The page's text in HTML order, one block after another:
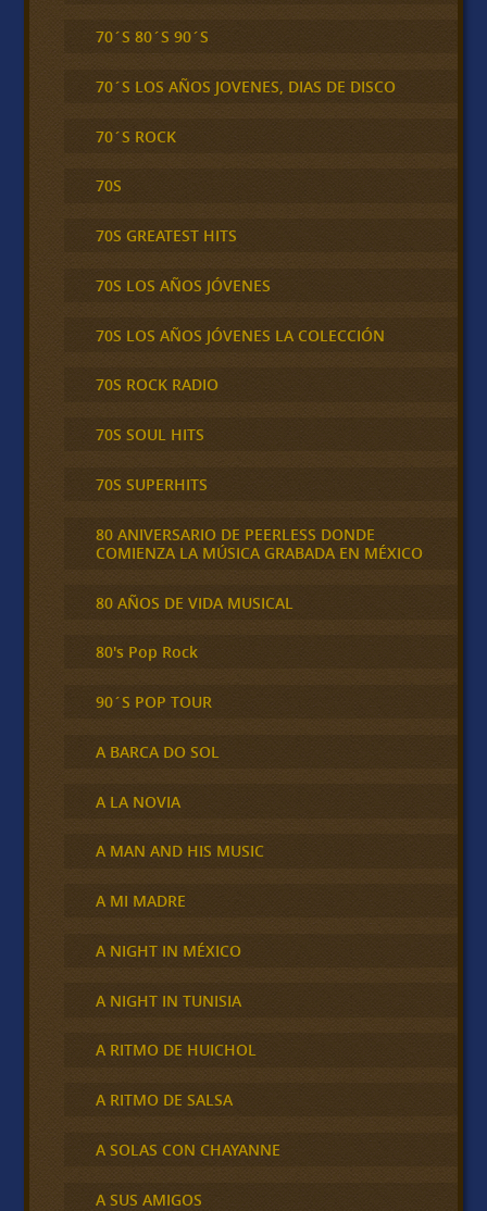
70´S 80´S 90´S
70´S LOS AÑOS JOVENES, DIAS DE DISCO
70´S ROCK
70S
70S GREATEST HITS
70S LOS AÑOS JÓVENES
70S LOS AÑOS JÓVENES LA COLECCIÓN
70S ROCK RADIO
70S SOUL HITS
70S SUPERHITS
80 ANIVERSARIO DE PEERLESS DONDE
COMIENZA LA MÚSICA GRABADA EN MÉXICO
80 AÑOS DE VIDA MUSICAL
80's Pop Rock
90´S POP TOUR
A BARCA DO SOL
A LA NOVIA
A MAN AND HIS MUSIC
A MI MADRE
A NIGHT IN MÉXICO
A NIGHT IN TUNISIA
A RITMO DE HUICHOL
A RITMO DE SALSA
A SOLAS CON CHAYANNE
A SUS AMIGOS